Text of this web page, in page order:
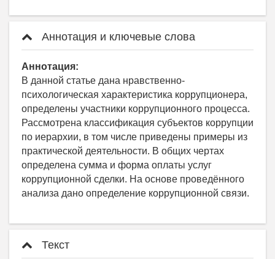
Аннотация и ключевые слова
Аннотация:
В данной статье дана нравственно-
психологическая характеристика коррупционера,
определены участники коррупционного процесса.
Рассмотрена классификация субъектов коррупции
по иерархии, в том числе приведены примеры из
практической деятельности. В общих чертах
определена сумма и форма оплаты услуг
коррупционной сделки. На основе проведённого
анализа дано определение коррупционной связи.
Текст